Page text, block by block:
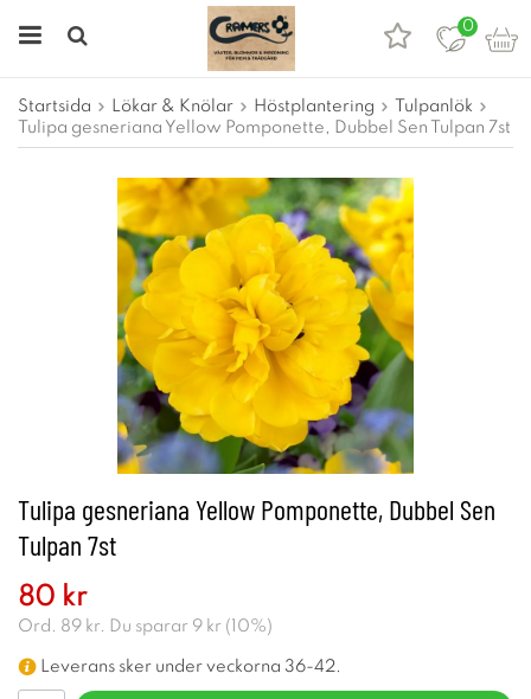
0
Startsida Lökar & Knölar Höstplantering
Tulpanlök
Tulipa gesneriana Yellow Pomponette, Dubbel Sen Tulpan 7st
Tulipa gesneriana Yellow Pomponette, Dubbel Sen
Tulpan 7st
80 kr
Ord. 89 kr. Du sparar 9 kr ( 10%)
Leverans sker under veckorna 36-42.